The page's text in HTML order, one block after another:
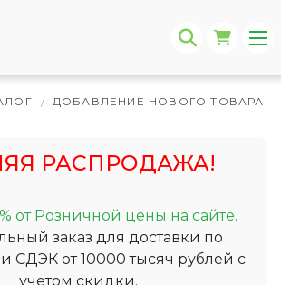
/ ДОБАВЛЕНИЕ НОВОГО ТОВАРА
РАСПРОДАЖА!
от Розничной цены на сайте.
заказ для доставки по
СДЭК от 10000 тысяч рублей с
учетом скидки.